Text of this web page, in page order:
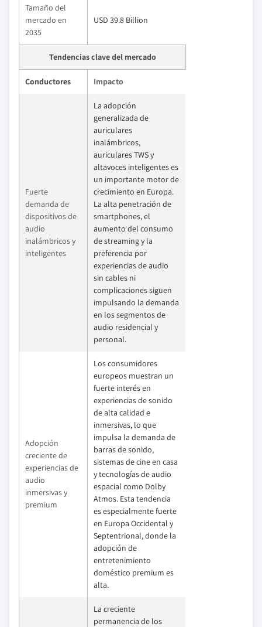
Tamaño del
mercado en
2035
USD 39.8 Billion
Tendencias clave del mercado
Conductores Impacto
Fuerte
demanda de
dispositivos de
audio
inalámbricos y
inteligentes
La adopción
generalizada de
auriculares
inalámbricos,
auriculares TWS y
altavoces inteligentes es
un importante motor de
crecimiento en Europa.
La alta penetración de
smartphones, el
aumento del consumo
de streaming y la
preferencia por
experiencias de audio
sin cables ni
complicaciones siguen
impulsando la demanda
en los segmentos de
audio residencial y
personal.
Adopción
creciente de
experiencias de
audio
inmersivas y
premium
Los consumidores
europeos muestran un
fuerte interés en
experiencias de sonido
de alta calidad e
inmersivas, lo que
impulsa la demanda de
barras de sonido,
sistemas de cine en casa
y tecnologías de audio
espacial como Dolby
Atmos. Esta tendencia
es especialmente fuerte
en Europa Occidental y
Septentrional, donde la
adopción de
entretenimiento
doméstico premium es
alta.
La creciente
permanencia de los